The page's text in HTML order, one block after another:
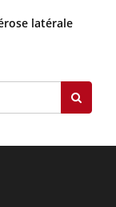
latérale